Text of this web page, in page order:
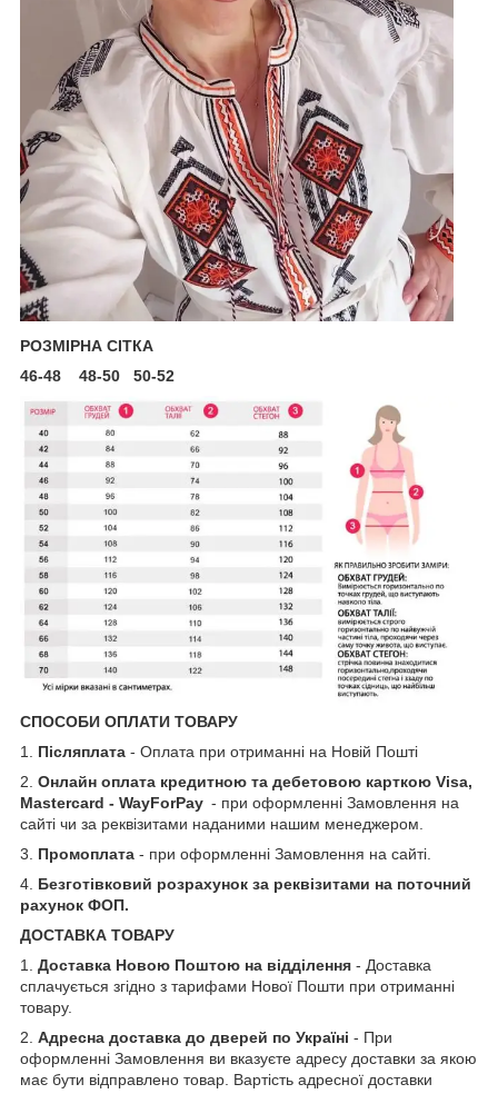
РОЗМІРНА СІТКА
46-48 48-50 50-52
СПОСОБИ ОПЛАТИ ТОВАРУ
1. Післяплата - Оплата при отриманні на Новій Пошті
2. Онлайн оплата кредитною та дебетовою карткою Visa,
Mastercard - WayForPay - при оформленні Замовлення на
сайті чи за реквізитами наданими нашим менеджером.
3. Промоплата - при оформленні Замовлення на сайті.
4. Безготівковий розрахунок за реквізитами на поточний
рахунок ФОП.
ДОСТАВКА ТОВАРУ
1.
Доставка Новою Поштою на відділення - Доставка
сплачується згідно з тарифами Нової Пошти при отриманні
товару.
2. Адресна доставка до дверей по Україні - При
оформленні Замовлення ви вказуєте адресу доставки за якою
має бути відправлено товар. Вартість адресної доставки